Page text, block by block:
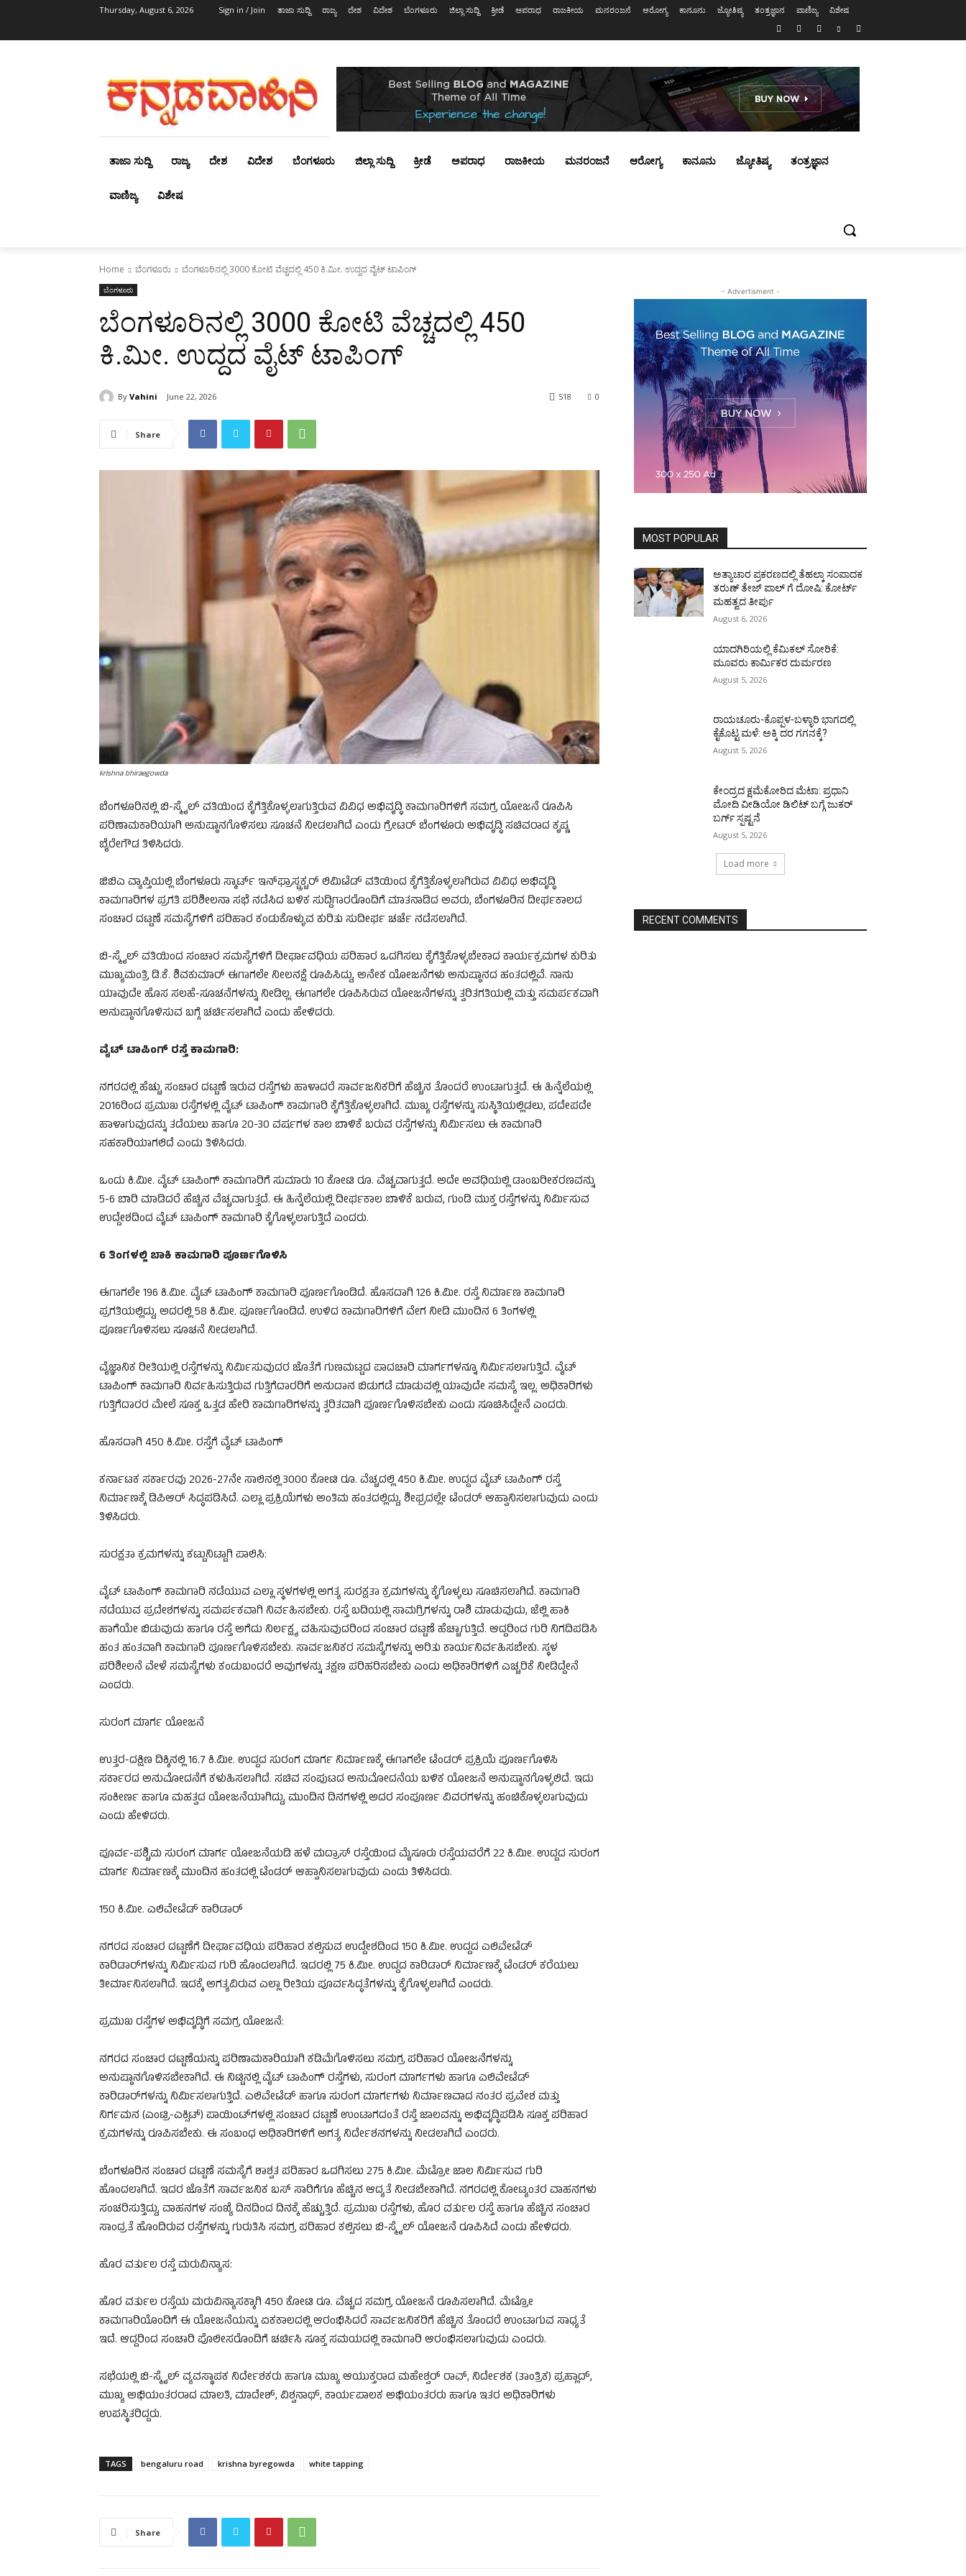
Thursday, August 6, 2026 Sign in / Join ತಾಜಾ ಸುದ್ದಿ ರಾಜ್ಯ ದೇಶ ವಿದೇಶ ಬೆಂಗಳೂರು ಜಿಲ್ಲಾ ಸುದ್ದಿ ಕ್ರೀಡೆ ಅಪರಾಧ ರಾಜಕೀಯ ಮನರಂಜನೆ ಆರೋಗ್ಯ ಕಾನೂನು ಜ್ಯೋತಿಷ್ಯ ತಂತ್ರಜ್ಞಾನ ವಾಣಿಜ್ಯ ವಿಶೇಷ
ತಾಜಾ ಸುದ್ದಿ ರಾಜ್ಯ ದೇಶ ವಿದೇಶ ಬೆಂಗಳೂರು ಜಿಲ್ಲಾ ಸುದ್ದಿ ಕ್ರೀಡೆ ಅಪರಾಧ ರಾಜಕೀಯ ಮನರಂಜನೆ ಆರೋಗ್ಯ ಕಾನೂನು ಜ್ಯೋತಿಷ್ಯ ತಂತ್ರಜ್ಞಾನ
ವಾಣಿಜ್ಯ ವಿಶೇಷ
Home ಬೆಂಗಳೂರು ಬೆಂಗಳೂರಿನಲ್ಲಿ 3000 ಕೋಟಿ ವೆಚ್ಚದಲ್ಲಿ 450 ಕಿ.ಮೀ. ಉದ್ದದ ವೈಟ್ ಟಾಪಿಂಗ್
ಬೆಂಗಳೂರು
ಬೆಂಗಳೂರಿನಲ್ಲಿ 3000 ಕೋಟಿ ವೆಚ್ಚದಲ್ಲಿ 450
ಕಿ.ಮೀ. ಉದ್ದದ ವೈಟ್ ಟಾಪಿಂಗ್
By Vahini June 22, 2026 0
518
Share
krishna bhiraegowda
ಬೆಂಗಳೂರಿನಲ್ಲಿ ಬಿ-ಸ್ಮೈಲ್ ವತಿಯಿಂದ ಕೈಗೆತ್ತಿಕೊಳ್ಳಲಾಗುತ್ತಿರುವ ವಿವಿಧ ಅಭಿವೃದ್ಧಿ ಕಾಮಗಾರಿಗಳಿಗೆ ಸಮಗ್ರ ಯೋಜನೆ ರೂಪಿಸಿ
ಪರಿಣಾಮಕಾರಿಯಾಗಿ ಅನುಷ್ಠಾನಗೊಳಿಸಲು ಸೂಚನೆ ನೀಡಲಾಗಿದೆ ಎಂದು ಗ್ರೇಟರ್ ಬೆಂಗಳೂರು ಅಭಿವೃದ್ಧಿ ಸಚಿವರಾದ ಕೃಷ್ಣ
ಬೈರೇಗೌಡ ತಿಳಿಸಿದರು.
ಜಿಬಿಎ ವ್ಯಾಪ್ತಿಯಲ್ಲಿ ಬೆಂಗಳೂರು ಸ್ಮಾರ್ಟ್ ಇನ್‌ಫ್ರಾಸ್ಟ್ರಕ್ಚರ್ ಲಿಮಿಟೆಡ್ ವತಿಯಿಂದ ಕೈಗೆತ್ತಿಕೊಳ್ಳಲಾಗಿರುವ ವಿವಿಧ ಅಭಿವೃದ್ಧಿ
ಕಾಮಗಾರಿಗಳ ಪ್ರಗತಿ ಪರಿಶೀಲನಾ ಸಭೆ ನಡೆಸಿದ ಬಳಿಕ ಸುದ್ದಿಗಾರರೊಂದಿಗೆ ಮಾತನಾಡಿದ ಅವರು, ಬೆಂಗಳೂರಿನ ದೀರ್ಘಕಾಲದ
ಸಂಚಾರ ದಟ್ಟಣೆ ಸಮಸ್ಯೆಗಳಿಗೆ ಪರಿಹಾರ ಕಂಡುಕೊಳ್ಳುವ ಕುರಿತು ಸುದೀರ್ಘ ಚರ್ಚೆ ನಡೆಸಲಾಗಿದೆ.
ಬಿ-ಸ್ಮೈಲ್ ವತಿಯಿಂದ ಸಂಚಾರ ಸಮಸ್ಯೆಗಳಿಗೆ ದೀರ್ಘಾವಧಿಯ ಪರಿಹಾರ ಒದಗಿಸಲು ಕೈಗೆತ್ತಿಕೊಳ್ಳಬೇಕಾದ ಕಾರ್ಯಕ್ರಮಗಳ ಕುರಿತು
ಮುಖ್ಯಮಂತ್ರಿ ಡಿ.ಕೆ. ಶಿವಕುಮಾರ್ ಈಗಾಗಲೇ ನೀಲನಕ್ಷೆ ರೂಪಿಸಿದ್ದು, ಅನೇಕ ಯೋಜನೆಗಳು ಅನುಷ್ಠಾನದ ಹಂತದಲ್ಲಿವೆ. ನಾನು
ಯಾವುದೇ ಹೊಸ ಸಲಹೆ-ಸೂಚನೆಗಳನ್ನು ನೀಡಿಲ್ಲ. ಈಗಾಗಲೇ ರೂಪಿಸಿರುವ ಯೋಜನೆಗಳನ್ನು ತ್ವರಿತಗತಿಯಲ್ಲಿ ಮತ್ತು ಸಮರ್ಪಕವಾಗಿ
ಅನುಷ್ಠಾನಗೊಳಿಸುವ ಬಗ್ಗೆ ಚರ್ಚಿಸಲಾಗಿದೆ ಎಂದು ಹೇಳಿದರು.
ವೈಟ್ ಟಾಪಿಂಗ್ ರಸ್ತೆ ಕಾಮಗಾರಿ:
ನಗರದಲ್ಲಿ ಹೆಚ್ಚು ಸಂಚಾರ ದಟ್ಟಣೆ ಇರುವ ರಸ್ತೆಗಳು ಹಾಳಾದರೆ ಸಾರ್ವಜನಿಕರಿಗೆ ಹೆಚ್ಚಿನ ತೊಂದರೆ ಉಂಟಾಗುತ್ತದೆ. ಈ ಹಿನ್ನೆಲೆಯಲ್ಲಿ
2016ರಿಂದ ಪ್ರಮುಖ ರಸ್ತೆಗಳಲ್ಲಿ ವೈಟ್ ಟಾಪಿಂಗ್ ಕಾಮಗಾರಿ ಕೈಗೆತ್ತಿಕೊಳ್ಳಲಾಗಿದೆ. ಮುಖ್ಯ ರಸ್ತೆಗಳನ್ನು ಸುಸ್ಥಿತಿಯಲ್ಲಿಡಲು, ಪದೇಪದೇ
ಹಾಳಾಗುವುದನ್ನು ತಡೆಯಲು ಹಾಗೂ 20-30 ವರ್ಷಗಳ ಕಾಲ ಬಾಳಿಕೆ ಬರುವ ರಸ್ತೆಗಳನ್ನು ನಿರ್ಮಿಸಲು ಈ ಕಾಮಗಾರಿ
ಸಹಕಾರಿಯಾಗಲಿದೆ ಎಂದು ತಿಳಿಸಿದರು.
ಒಂದು ಕಿ.ಮೀ. ವೈಟ್ ಟಾಪಿಂಗ್ ಕಾಮಗಾರಿಗೆ ಸುಮಾರು 10 ಕೋಟಿ ರೂ. ವೆಚ್ಚವಾಗುತ್ತದೆ. ಅದೇ ಅವಧಿಯಲ್ಲಿ ಡಾಂಬರೀಕರಣವನ್ನು
5-6 ಬಾರಿ ಮಾಡಿದರೆ ಹೆಚ್ಚಿನ ವೆಚ್ಚವಾಗುತ್ತದೆ. ಈ ಹಿನ್ನೆಲೆಯಲ್ಲಿ ದೀರ್ಘಕಾಲ ಬಾಳಿಕೆ ಬರುವ, ಗುಂಡಿ ಮುಕ್ತ ರಸ್ತೆಗಳನ್ನು ನಿರ್ಮಿಸುವ
ಉದ್ದೇಶದಿಂದ ವೈಟ್ ಟಾಪಿಂಗ್ ಕಾಮಗಾರಿ ಕೈಗೊಳ್ಳಲಾಗುತ್ತಿದೆ ಎಂದರು.
6 ತಿಂಗಳಲ್ಲಿ ಬಾಕಿ ಕಾಮಗಾರಿ ಪೂರ್ಣಗೊಳಿಸಿ
ಈಗಾಗಲೇ 196 ಕಿ.ಮೀ. ವೈಟ್ ಟಾಪಿಂಗ್ ಕಾಮಗಾರಿ ಪೂರ್ಣಗೊಂಡಿದೆ. ಹೊಸದಾಗಿ 126 ಕಿ.ಮೀ. ರಸ್ತೆ ನಿರ್ಮಾಣ ಕಾಮಗಾರಿ
ಪ್ರಗತಿಯಲ್ಲಿದ್ದು, ಅದರಲ್ಲಿ 58 ಕಿ.ಮೀ. ಪೂರ್ಣಗೊಂಡಿದೆ. ಉಳಿದ ಕಾಮಗಾರಿಗಳಿಗೆ ವೇಗ ನೀಡಿ ಮುಂದಿನ 6 ತಿಂಗಳಲ್ಲಿ
ಪೂರ್ಣಗೊಳಿಸಲು ಸೂಚನೆ ನೀಡಲಾಗಿದೆ.
ವೈಜ್ಞಾನಿಕ ರೀತಿಯಲ್ಲಿ ರಸ್ತೆಗಳನ್ನು ನಿರ್ಮಿಸುವುದರ ಜೊತೆಗೆ ಗುಣಮಟ್ಟದ ಪಾದಚಾರಿ ಮಾರ್ಗಗಳನ್ನೂ ನಿರ್ಮಿಸಲಾಗುತ್ತಿದೆ. ವೈಟ್
ಟಾಪಿಂಗ್ ಕಾಮಗಾರಿ ನಿರ್ವಹಿಸುತ್ತಿರುವ ಗುತ್ತಿಗೆದಾರರಿಗೆ ಅನುದಾನ ಬಿಡುಗಡೆ ಮಾಡುವಲ್ಲಿ ಯಾವುದೇ ಸಮಸ್ಯೆ ಇಲ್ಲ. ಅಧಿಕಾರಿಗಳು
ಗುತ್ತಿಗೆದಾರರ ಮೇಲೆ ಸೂಕ್ತ ಒತ್ತಡ ಹೇರಿ ಕಾಮಗಾರಿಗಳನ್ನು ತ್ವರಿತವಾಗಿ ಪೂರ್ಣಗೊಳಿಸಬೇಕು ಎಂದು ಸೂಚಿಸಿದ್ದೇನೆ ಎಂದರು.
ಹೊಸದಾಗಿ 450 ಕಿ.ಮೀ. ರಸ್ತೆಗೆ ವೈಟ್ ಟಾಪಿಂಗ್
ಕರ್ನಾಟಕ ಸರ್ಕಾರವು 2026-27ನೇ ಸಾಲಿನಲ್ಲಿ 3000 ಕೋಟಿ ರೂ. ವೆಚ್ಚದಲ್ಲಿ 450 ಕಿ.ಮೀ. ಉದ್ದದ ವೈಟ್ ಟಾಪಿಂಗ್ ರಸ್ತೆ
ನಿರ್ಮಾಣಕ್ಕೆ ಡಿಪಿಆರ್ ಸಿದ್ಧಪಡಿಸಿದೆ. ಎಲ್ಲಾ ಪ್ರಕ್ರಿಯೆಗಳು ಅಂತಿಮ ಹಂತದಲ್ಲಿದ್ದು, ಶೀಘ್ರದಲ್ಲೇ ಟೆಂಡರ್ ಆಹ್ವಾನಿಸಲಾಗುವುದು ಎಂದು
ತಿಳಿಸಿದರು.
ಸುರಕ್ಷತಾ ಕ್ರಮಗಳನ್ನು ಕಟ್ಟುನಿಟ್ಟಾಗಿ ಪಾಲಿಸಿ:
ವೈಟ್ ಟಾಪಿಂಗ್ ಕಾಮಗಾರಿ ನಡೆಯುವ ಎಲ್ಲಾ ಸ್ಥಳಗಳಲ್ಲಿ ಅಗತ್ಯ ಸುರಕ್ಷತಾ ಕ್ರಮಗಳನ್ನು ಕೈಗೊಳ್ಳಲು ಸೂಚಿಸಲಾಗಿದೆ. ಕಾಮಗಾರಿ
ನಡೆಯುವ ಪ್ರದೇಶಗಳನ್ನು ಸಮರ್ಪಕವಾಗಿ ನಿರ್ವಹಿಸಬೇಕು. ರಸ್ತೆ ಬದಿಯಲ್ಲಿ ಸಾಮಗ್ರಿಗಳನ್ನು ರಾಶಿ ಮಾಡುವುದು, ಜೆಲ್ಲಿ ಹಾಕಿ
ಹಾಗೆಯೇ ಬಿಡುವುದು ಹಾಗೂ ರಸ್ತೆ ಅಗೆದು ನಿರ್ಲಕ್ಷ್ಯ ವಹಿಸುವುದರಿಂದ ಸಂಚಾರ ದಟ್ಟಣೆ ಹೆಚ್ಚಾಗುತ್ತಿದೆ. ಆದ್ದರಿಂದ ಗುರಿ ನಿಗದಿಪಡಿಸಿ
ಹಂತ ಹಂತವಾಗಿ ಕಾಮಗಾರಿ ಪೂರ್ಣಗೊಳಿಸಬೇಕು. ಸಾರ್ವಜನಿಕರ ಸಮಸ್ಯೆಗಳನ್ನು ಅರಿತು ಕಾರ್ಯನಿರ್ವಹಿಸಬೇಕು. ಸ್ಥಳ
ಪರಿಶೀಲನೆ ವೇಳೆ ಸಮಸ್ಯೆಗಳು ಕಂಡುಬಂದರೆ ಅವುಗಳನ್ನು ತಕ್ಷಣ ಪರಿಹರಿಸಬೇಕು ಎಂದು ಅಧಿಕಾರಿಗಳಿಗೆ ಎಚ್ಚರಿಕೆ ನೀಡಿದ್ದೇನೆ
ಎಂದರು.
ಸುರಂಗ ಮಾರ್ಗ ಯೋಜನೆ
ಉತ್ತರ-ದಕ್ಷಿಣ ದಿಕ್ಕಿನಲ್ಲಿ 16.7 ಕಿ.ಮೀ. ಉದ್ದದ ಸುರಂಗ ಮಾರ್ಗ ನಿರ್ಮಾಣಕ್ಕೆ ಈಗಾಗಲೇ ಟೆಂಡರ್ ಪ್ರಕ್ರಿಯೆ ಪೂರ್ಣಗೊಳಿಸಿ
ಸರ್ಕಾರದ ಅನುಮೋದನೆಗೆ ಕಳುಹಿಸಲಾಗಿದೆ. ಸಚಿವ ಸಂಪುಟದ ಅನುಮೋದನೆಯ ಬಳಿಕ ಯೋಜನೆ ಅನುಷ್ಠಾನಗೊಳ್ಳಲಿದೆ. ಇದು
ಸಂಕೀರ್ಣ ಹಾಗೂ ಮಹತ್ವದ ಯೋಜನೆಯಾಗಿದ್ದು, ಮುಂದಿನ ದಿನಗಳಲ್ಲಿ ಅದರ ಸಂಪೂರ್ಣ ವಿವರಗಳನ್ನು ಹಂಚಿಕೊಳ್ಳಲಾಗುವುದು
ಎಂದು ಹೇಳಿದರು.
ಪೂರ್ವ-ಪಶ್ಚಿಮ ಸುರಂಗ ಮಾರ್ಗ ಯೋಜನೆಯಡಿ ಹಳೆ ಮದ್ರಾಸ್ ರಸ್ತೆಯಿಂದ ಮೈಸೂರು ರಸ್ತೆಯವರೆಗೆ 22 ಕಿ.ಮೀ. ಉದ್ದದ ಸುರಂಗ
ಮಾರ್ಗ ನಿರ್ಮಾಣಕ್ಕೆ ಮುಂದಿನ ಹಂತದಲ್ಲಿ ಟೆಂಡರ್ ಆಹ್ವಾನಿಸಲಾಗುವುದು ಎಂದು ತಿಳಿಸಿದರು.
150 ಕಿ.ಮೀ. ಎಲಿವೇಟೆಡ್ ಕಾರಿಡಾರ್
ನಗರದ ಸಂಚಾರ ದಟ್ಟಣೆಗೆ ದೀರ್ಘಾವಧಿಯ ಪರಿಹಾರ ಕಲ್ಪಿಸುವ ಉದ್ದೇಶದಿಂದ 150 ಕಿ.ಮೀ. ಉದ್ದದ ಎಲಿವೇಟೆಡ್
ಕಾರಿಡಾರ್‌ಗಳನ್ನು ನಿರ್ಮಿಸುವ ಗುರಿ ಹೊಂದಲಾಗಿದೆ. ಇದರಲ್ಲಿ 75 ಕಿ.ಮೀ. ಉದ್ದದ ಕಾರಿಡಾರ್ ನಿರ್ಮಾಣಕ್ಕೆ ಟೆಂಡರ್ ಕರೆಯಲು
ತೀರ್ಮಾನಿಸಲಾಗಿದೆ. ಇದಕ್ಕೆ ಅಗತ್ಯವಿರುವ ಎಲ್ಲಾ ರೀತಿಯ ಪೂರ್ವಸಿದ್ಧತೆಗಳನ್ನು ಕೈಗೊಳ್ಳಲಾಗಿದೆ ಎಂದರು.
ಪ್ರಮುಖ ರಸ್ತೆಗಳ ಅಭಿವೃದ್ಧಿಗೆ ಸಮಗ್ರ ಯೋಜನೆ:
ನಗರದ ಸಂಚಾರ ದಟ್ಟಣೆಯನ್ನು ಪರಿಣಾಮಕಾರಿಯಾಗಿ ಕಡಿಮೆಗೊಳಿಸಲು ಸಮಗ್ರ ಪರಿಹಾರ ಯೋಜನೆಗಳನ್ನು
ಅನುಷ್ಠಾನಗೊಳಿಸಬೇಕಾಗಿದೆ. ಈ ನಿಟ್ಟಿನಲ್ಲಿ ವೈಟ್ ಟಾಪಿಂಗ್ ರಸ್ತೆಗಳು, ಸುರಂಗ ಮಾರ್ಗಗಳು ಹಾಗೂ ಎಲಿವೇಟೆಡ್
ಕಾರಿಡಾರ್‌ಗಳನ್ನು ನಿರ್ಮಿಸಲಾಗುತ್ತಿದೆ. ಎಲಿವೇಟೆಡ್ ಹಾಗೂ ಸುರಂಗ ಮಾರ್ಗಗಳು ನಿರ್ಮಾಣವಾದ ನಂತರ ಪ್ರವೇಶ ಮತ್ತು
ನಿರ್ಗಮನ (ಎಂಟ್ರಿ-ಎಕ್ಸಿಟ್) ಪಾಯಿಂಟ್‌ಗಳಲ್ಲಿ ಸಂಚಾರ ದಟ್ಟಣೆ ಉಂಟಾಗದಂತೆ ರಸ್ತೆ ಜಾಲವನ್ನು ಅಭಿವೃದ್ಧಿಪಡಿಸಿ ಸೂಕ್ತ ಪರಿಹಾರ
ಕ್ರಮಗಳನ್ನು ರೂಪಿಸಬೇಕು. ಈ ಸಂಬಂಧ ಅಧಿಕಾರಿಗಳಿಗೆ ಅಗತ್ಯ ನಿರ್ದೇಶನಗಳನ್ನು ನೀಡಲಾಗಿದೆ ಎಂದರು.
ಬೆಂಗಳೂರಿನ ಸಂಚಾರ ದಟ್ಟಣೆ ಸಮಸ್ಯೆಗೆ ಶಾಶ್ವತ ಪರಿಹಾರ ಒದಗಿಸಲು 275 ಕಿ.ಮೀ. ಮೆಟ್ರೋ ಜಾಲ ನಿರ್ಮಿಸುವ ಗುರಿ
ಹೊಂದಲಾಗಿದೆ. ಇದರ ಜೊತೆಗೆ ಸಾರ್ವಜನಿಕ ಬಸ್ ಸಾರಿಗೆಗೂ ಹೆಚ್ಚಿನ ಆದ್ಯತೆ ನೀಡಬೇಕಾಗಿದೆ. ನಗರದಲ್ಲಿ ಕೋಟ್ಯಂತರ ವಾಹನಗಳು
ಸಂಚರಿಸುತ್ತಿದ್ದು, ವಾಹನಗಳ ಸಂಖ್ಯೆ ದಿನದಿಂದ ದಿನಕ್ಕೆ ಹೆಚ್ಚುತ್ತಿದೆ. ಪ್ರಮುಖ ರಸ್ತೆಗಳು, ಹೊರ ವರ್ತುಲ ರಸ್ತೆ ಹಾಗೂ ಹೆಚ್ಚಿನ ಸಂಚಾರ
ಸಾಂದ್ರತೆ ಹೊಂದಿರುವ ರಸ್ತೆಗಳನ್ನು ಗುರುತಿಸಿ ಸಮಗ್ರ ಪರಿಹಾರ ಕಲ್ಪಿಸಲು ಬಿ-ಸ್ಮೈಲ್ ಯೋಜನೆ ರೂಪಿಸಿದೆ ಎಂದು ಹೇಳಿದರು.
ಹೊರ ವರ್ತುಲ ರಸ್ತೆ ಮರುವಿನ್ಯಾಸ:
ಹೊರ ವರ್ತುಲ ರಸ್ತೆಯ ಮರುವಿನ್ಯಾಸಕ್ಕಾಗಿ 450 ಕೋಟಿ ರೂ. ವೆಚ್ಚದ ಸಮಗ್ರ ಯೋಜನೆ ರೂಪಿಸಲಾಗಿದೆ. ಮೆಟ್ರೋ
ಕಾಮಗಾರಿಯೊಂದಿಗೆ ಈ ಯೋಜನೆಯನ್ನು ಏಕಕಾಲದಲ್ಲಿ ಆರಂಭಿಸಿದರೆ ಸಾರ್ವಜನಿಕರಿಗೆ ಹೆಚ್ಚಿನ ತೊಂದರೆ ಉಂಟಾಗುವ ಸಾಧ್ಯತೆ
ಇದೆ. ಆದ್ದರಿಂದ ಸಂಚಾರಿ ಪೊಲೀಸರೊಂದಿಗೆ ಚರ್ಚಿಸಿ ಸೂಕ್ತ ಸಮಯದಲ್ಲಿ ಕಾಮಗಾರಿ ಆರಂಭಿಸಲಾಗುವುದು ಎಂದರು.
ಸಭೆಯಲ್ಲಿ ಬಿ-ಸ್ಮೈಲ್ ವ್ಯವಸ್ಥಾಪಕ ನಿರ್ದೇಶಕರು ಹಾಗೂ ಮುಖ್ಯ ಆಯುಕ್ತರಾದ ಮಹೇಶ್ವರ್ ರಾವ್, ನಿರ್ದೇಶಕ (ತಾಂತ್ರಿಕ) ಪ್ರಹ್ಲಾದ್,
ಮುಖ್ಯ ಅಭಿಯಂತರರಾದ ಮಾಲತಿ, ಮಾದೇಶ್, ವಿಶ್ವನಾಥ್, ಕಾರ್ಯಪಾಲಕ ಅಭಿಯಂತರರು ಹಾಗೂ ಇತರ ಅಧಿಕಾರಿಗಳು
ಉಪಸ್ಥಿತರಿದ್ದರು.
TAGS bengaluru road krishna byregowda white tapping
Share
- Advertisment -
MOST POPULAR
ಅತ್ಯಾಚಾರ ಪ್ರಕರಣದಲ್ಲಿ ತೆಹಲ್ಕಾ ಸಂಪಾದಕ
ತರುಣ್‌ ತೇಜ್‌ ಪಾಲ್‌ ಗೆ ದೋಷಿ: ಕೋರ್ಟ್‌
ಮಹತ್ವದ ತೀರ್ಪು
August 6, 2026
ಯಾದಗಿರಿಯಲ್ಲಿ ಕೆಮಿಕಲ್ ಸೋರಿಕೆ:
ಮೂವರು ಕಾರ್ಮಿಕರ ದುರ್ಮರಣ
August 5, 2026
ರಾಯಚೂರು-ಕೊಪ್ಪಳ-ಬಳ್ಳಾರಿ ಭಾಗದಲ್ಲಿ
ಕೈಕೊಟ್ಟ ಮಳೆ: ಅಕ್ಕಿ ದರ ಗಗನಕ್ಕೆ?
August 5, 2026
ಕೇಂದ್ರದ ಕ್ಷಮೆಕೋರಿದ ಮೆಟಾ: ಪ್ರಧಾನಿ
ಮೋದಿ ವೀಡಿಯೋ ಡಿಲಿಟ್ ಬಗ್ಗೆ ಜುಕರ್
ಬರ್ಗ್ ಸ್ಪಷ್ಟನೆ
August 5, 2026
Load more
RECENT COMMENTS